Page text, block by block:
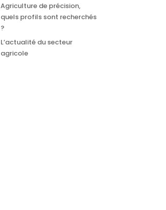
Agriculture de précision,
quels profils sont recherchés
?
L’actualité du secteur
agricole